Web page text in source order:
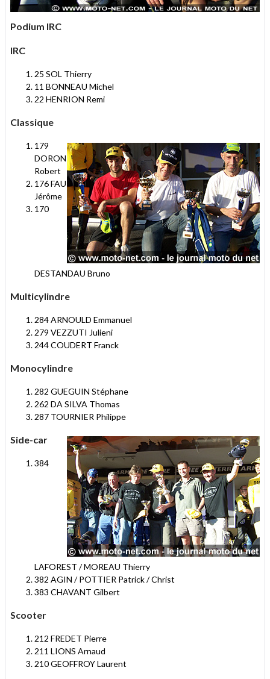
Podium IRC
IRC
25 SOL Thierry
11 BONNEAU Michel
22 HENRION Remi
Classique
179
DORON
Robert
176 FAU
Jérôme
170
DESTANDAU Bruno
Multicylindre
284 ARNOULD Emmanuel
279 VEZZUTI Julieni
244 COUDERT Franck
Monocylindre
282 GUEGUIN Stéphane
262 DA SILVA Thomas
287 TOURNIER Philippe
Side-car
384
LAFOREST / MOREAU Thierry
382 AGIN / POTTIER Patrick / Christ
383 CHAVANT Gilbert
Scooter
212 FREDET Pierre
211 LIONS Arnaud
210 GEOFFROY Laurent